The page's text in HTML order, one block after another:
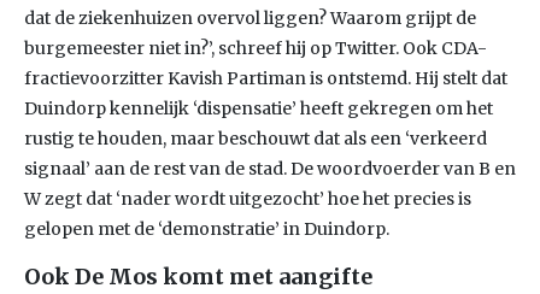
dat de ziekenhuizen overvol liggen? Waarom grijpt de
burgemeester niet in?’, schreef hij op Twitter. Ook CDA-
fractievoorzitter Kavish Partiman is ontstemd. Hij stelt dat
Duindorp kennelijk ‘dispensatie’ heeft gekregen om het
rustig te houden, maar beschouwt dat als een ‘verkeerd
signaal’ aan de rest van de stad. De woordvoerder van B en
W zegt dat ‘nader wordt uitgezocht’ hoe het precies is
gelopen met de ‘demonstratie’ in Duindorp.
Ook De Mos komt met aangifte